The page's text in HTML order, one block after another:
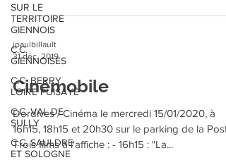
SUR LE
TERRITOIRE
GIENNOIS
C.C.
GIENNOISES
C.C. BERRY
LOIRE PUISAYE
C.C. VAL DE
SULLY
C.C. SAULDRE
ET SOLOGNE
jpaulbillault
31 déc. 2019
Cinémobile
Dordives / Cinéma le mercredi 15/01/2020, à
16h15, 18h15 et 20h30 sur le parking de la
Trois films à l'affiche : - 16h15 : "La...